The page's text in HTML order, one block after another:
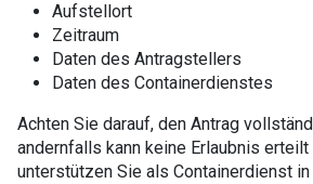
Aufstellort
Zeitraum
Daten des Antragstellers
Daten des Containerdienstes
Achten Sie darauf, den Antrag
andernfalls kann keine Erlaubnis erteilt
unterstützen Sie als Containerdienst